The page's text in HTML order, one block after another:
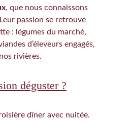
, que nous connaissons
passion se retrouve
: légumes du marché,
d’éleveurs engagés,
rivières.
déguster ?
dîner avec nuitée.